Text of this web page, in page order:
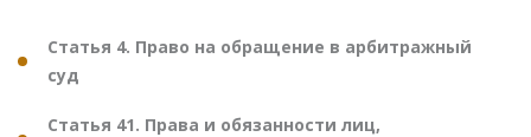
Статья 4. Право на обращение в арбитражный
суд
Статья 41. Права и обязанности лиц,